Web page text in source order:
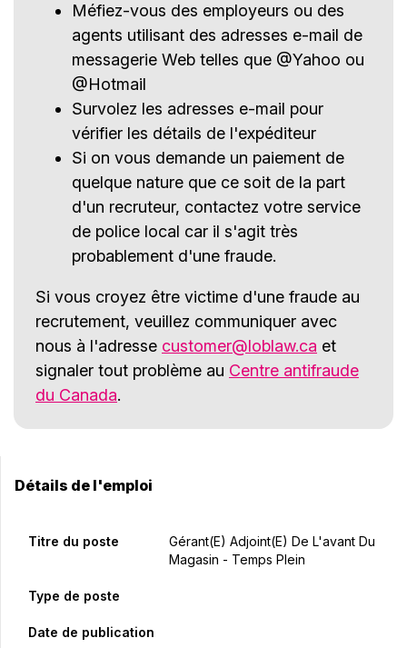
Méfiez-vous des employeurs ou des
agents utilisant des adresses e-mail de
messagerie Web telles que @Yahoo ou
@Hotmail
Survolez les adresses e-mail pour
vérifier les détails de l'expéditeur
Si on vous demande un paiement de
quelque nature que ce soit de la part
d'un recruteur, contactez votre service
de police local car il s'agit très
probablement d'une fraude.
Si vous croyez être victime d'une fraude au
recrutement, veuillez communiquer avec
nous à l'adresse customer@loblaw.ca et
signaler tout problème au Centre antifraude
du Canada.
Détails de l'emploi
Titre du poste
Gérant(e) Adjoint(e) De L'avant Du
Magasin - Temps Plein
Type de poste
Date de publication